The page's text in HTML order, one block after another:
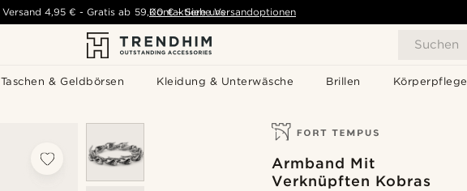
Suchen
Taschen & Geldbörsen Kleidung & Unterwäsche Brillen Körperpflege
Versand 4,95 € -Gratis ab 59,00 € - Siehe Versandoptionen
Kontaktiere uns
Armband Mit
Verknüpften Kobras